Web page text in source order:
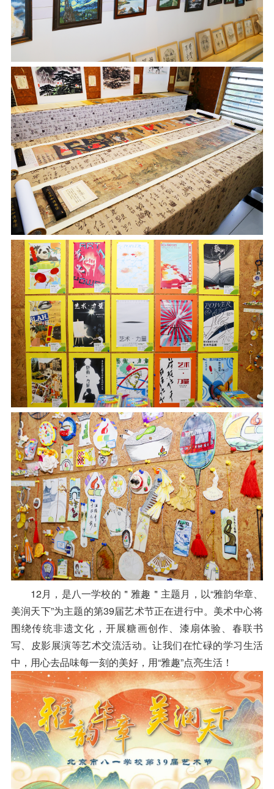
12月，是八一学校的＂雅趣＂主题月，以“雅韵华章、
美润天下”为主题的第39届艺术节正在进行中。美术中心将
围绕传统非遗文化，开展糖画创作、漆扇体验、春联书
写、皮影展演等艺术交流活动。让我们在忙碌的学习生活
中，用心去品味每一刻的美好，用“雅趣”点亮生活！